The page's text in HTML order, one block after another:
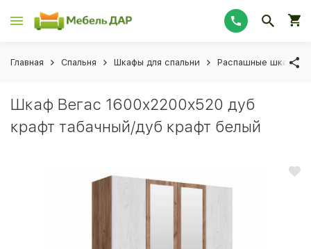
Главная Спальня Шкафы для спальни Распашные шкафы
Шкаф Вегас 1600x2200x520 дуб
крафт табачный/дуб крафт белый